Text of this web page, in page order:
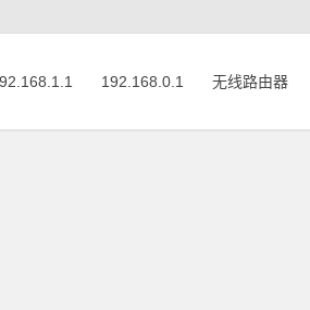
192.168.0.1 无线路由器